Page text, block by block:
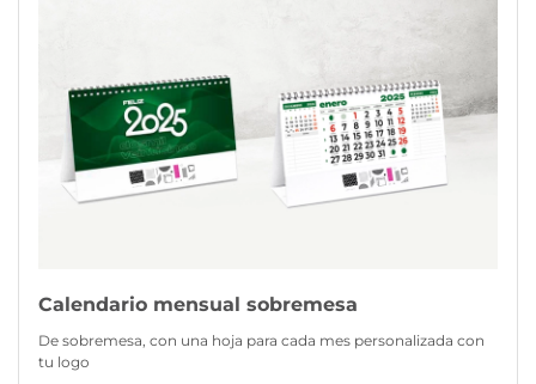
Calendario mensual sobremesa
De sobremesa, con una hoja para cada mes personalizada con
tu logo